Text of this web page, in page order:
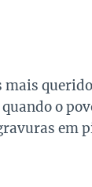
mais
o
em